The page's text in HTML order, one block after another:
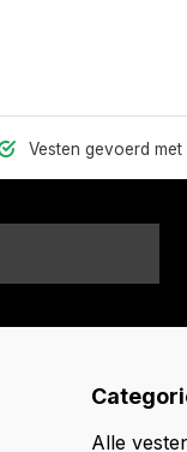
Vesten gevoerd
Alle